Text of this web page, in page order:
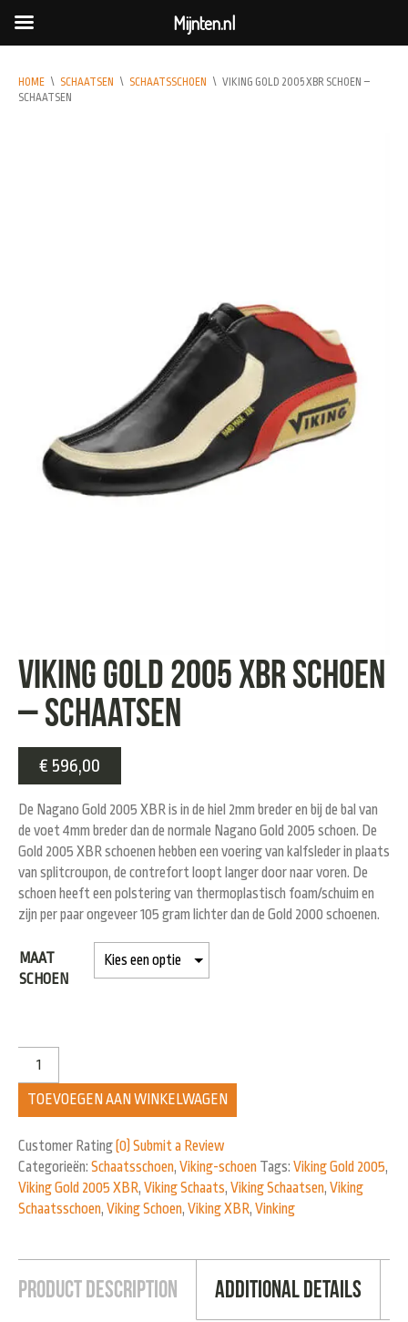
HOME \ SCHAATSEN \ SCHAATSSCHOEN \ VIKING GOLD 2005 XBR SCHOEN –
SCHAATSEN
Viking Gold 2005 XBR Schoen
– Schaatsen
€ 596,00
De Nagano Gold 2005 XBR is in de hiel 2mm breder en bij de bal van
de voet 4mm breder dan de normale Nagano Gold 2005 schoen. De
Gold 2005 XBR schoenen hebben een voering van kalfsleder in plaats
van splitcroupon, de contrefort loopt langer door naar voren. De
schoen heeft een polstering van thermoplastisch foam/schuim en
zijn per paar ongeveer 105 gram lichter dan de Gold 2000 schoenen.
MAAT
SCHOEN
TOEVOEGEN AAN WINKELWAGEN
Customer Rating(0) Submit a Review
Categorieën: Schaatsschoen, Viking-schoen Tags: Viking Gold 2005,
Viking Gold 2005 XBR, Viking Schaats, Viking Schaatsen, Viking
Schaatsschoen, Viking Schoen, Viking XBR, Vinking
Product Description Additional Details
Mijnten.nl